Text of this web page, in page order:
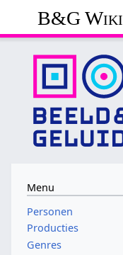
B&G Wiki
Menu
Personen
Producties
Genres